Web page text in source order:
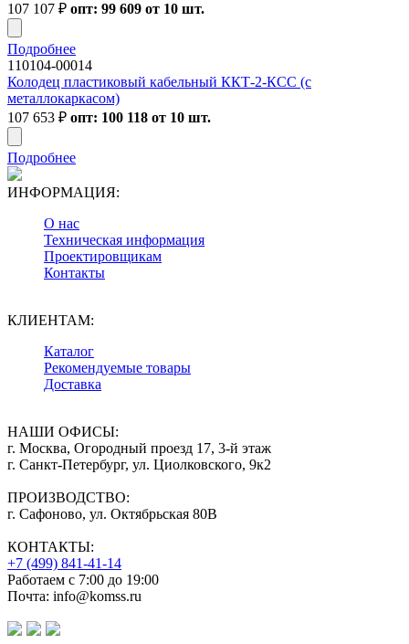
107 107 ₽ опт: 99 609 от 10 шт.
Подробнее
110104-00014
Колодец пластиковый кабельный ККТ-2-КСС (с
металлокаркасом)
107 653 ₽ опт: 100 118 от 10 шт.
Подробнее
ИНФОРМАЦИЯ:
О нас
Техническая информация
Проектировщикам
Контакты
КЛИЕНТАМ:
Каталог
Рекомендуемые товары
Доставка
НАШИ ОФИСЫ:
г. Москва, Огородный проезд 17, 3-й этаж
г. Санкт-Петербург, ул. Циолковского, 9к2
ПРОИЗВОДСТВО:
г. Сафоново, ул. Октябрьская 80В
КОНТАКТЫ:
+7 (499) 841-41-14
Работаем с 7:00 до 19:00
Почта: info@komss.ru